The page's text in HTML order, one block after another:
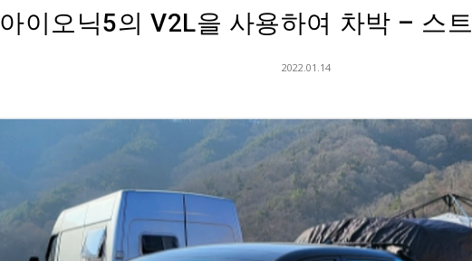
아이오닉5의 V2L을 사용하여 차박 – 스
2022.01.14